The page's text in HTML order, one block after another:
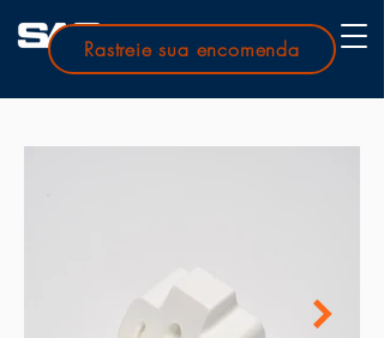
Rastreie sua encomenda